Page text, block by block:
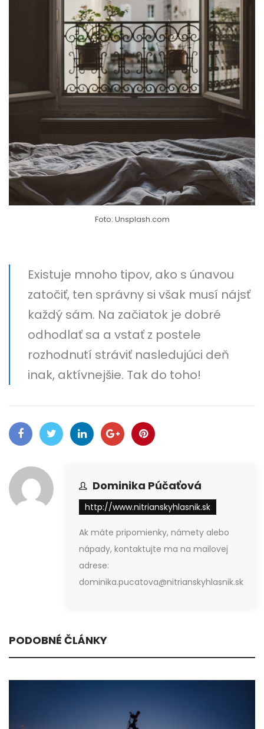
Foto: Unsplash.com
Existuje mnoho tipov, ako s únavou
zatočiť, ten správny si však musí nájsť
každý sám. Na začiatok je dobré
odhodlať sa a vstať z postele
rozhodnutí stráviť nasledujúci deň
inak, aktívnejšie. Tak do toho!
Dominika Púčaťová
http://www.nitrianskyhlasnik.sk
Ak máte pripomienky, námety alebo
nápady, kontaktujte ma na mailovej
adrese:
dominika.pucatova@nitrianskyhlasnik.sk
PODOBNÉ ČLÁNKY